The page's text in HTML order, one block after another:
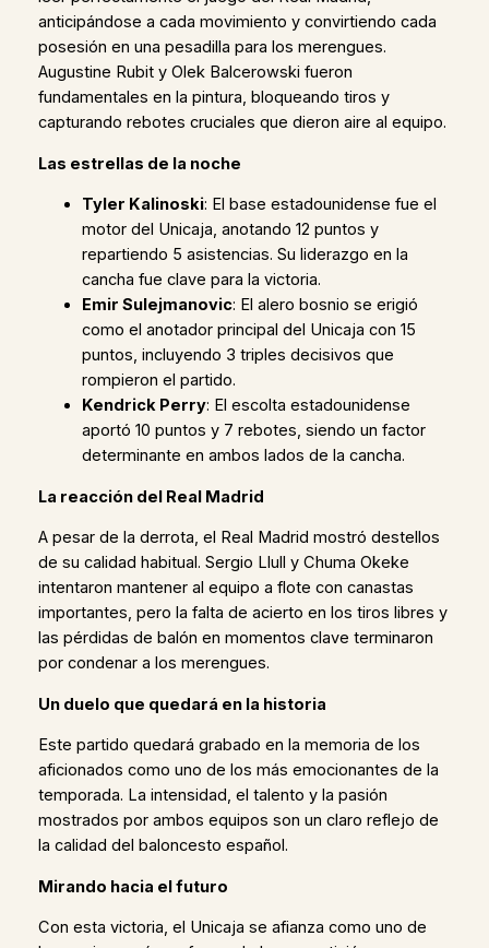
anticipándose a cada movimiento y convirtiendo cada
posesión en una pesadilla para los merengues.
Augustine Rubit y Olek Balcerowski fueron
fundamentales en la pintura, bloqueando tiros y
capturando rebotes cruciales que dieron aire al equipo.
Las estrellas de la noche
Tyler Kalinoski: El base estadounidense fue el
motor del Unicaja, anotando 12 puntos y
repartiendo 5 asistencias. Su liderazgo en la
cancha fue clave para la victoria.
Emir Sulejmanovic: El alero bosnio se erigió
como el anotador principal del Unicaja con 15
puntos, incluyendo 3 triples decisivos que
rompieron el partido.
Kendrick Perry: El escolta estadounidense
aportó 10 puntos y 7 rebotes, siendo un factor
determinante en ambos lados de la cancha.
La reacción del Real Madrid
A pesar de la derrota, el Real Madrid mostró destellos
de su calidad habitual. Sergio Llull y Chuma Okeke
intentaron mantener al equipo a flote con canastas
importantes, pero la falta de acierto en los tiros libres y
las pérdidas de balón en momentos clave terminaron
por condenar a los merengues.
Un duelo que quedará en la historia
Este partido quedará grabado en la memoria de los
aficionados como uno de los más emocionantes de la
temporada. La intensidad, el talento y la pasión
mostrados por ambos equipos son un claro reflejo de
la calidad del baloncesto español.
Mirando hacia el futuro
Con esta victoria, el Unicaja se afianza como uno de